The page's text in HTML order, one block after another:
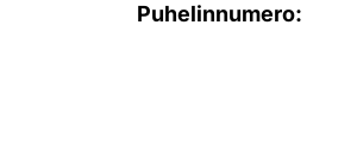
Puhelinnumero: